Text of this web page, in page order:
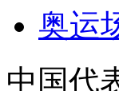
奥运
中国代